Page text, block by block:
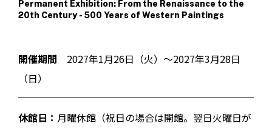
Permanent Exhibition: From the Renaissance to the
20th Century - 500 Years of Western Paintings
開催期間 2027年1月26日（火）～2027年3月28日
（日）
休館日： 月曜休館（祝日の場合は開館。翌日火曜日が